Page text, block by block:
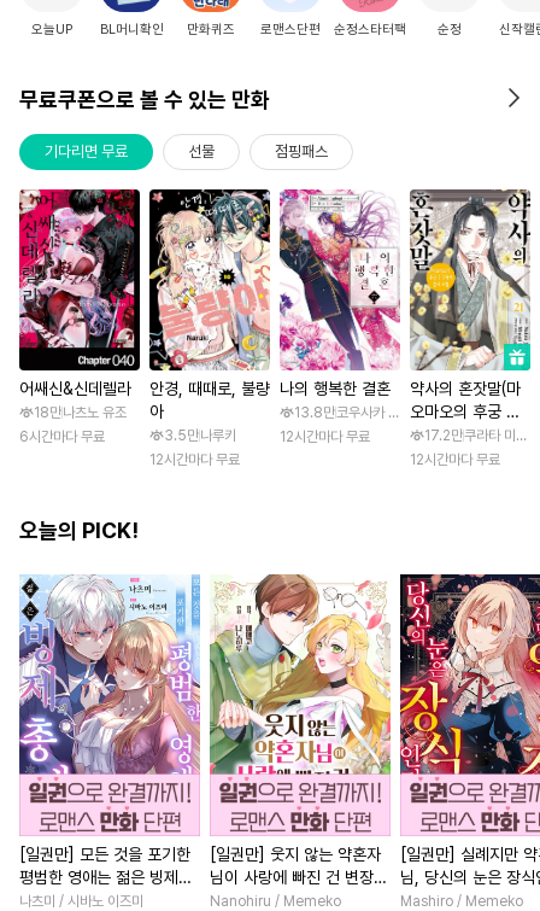
오늘UP BL머니확인 만화퀴즈 로맨스단편 순정스타터팩 순정 신작캘
무료쿠폰으로 볼 수 있는 만화
기다리면 무료 선물 점핑패스
어쌔신&신데렐라
18만나츠노 유조
6시간마다 무료
안경, 때때로, 불량
아
3.5만나루키
12시간마다 무료
나의 행복한 결혼
13.8만코우사카 리토 / 아기토기 아쿠미
12시간마다 무료
약사의 혼잣말(마
오마오의 후궁 수
수께끼 풀이수첩)
17.2만쿠라타 미노
12시간마다 무료
오늘의 PICK!
[일권만] 모든 것을 포기한
평범한 영애는 젊은 빙제의
총애를 받는다 [단행본]
나츠미 / 시바노 이즈미
[일권만] 웃지 않는 약혼자
님이 사랑에 빠진 건 변장한
저인 것 같습니다 [단행본]
Nanohiru / Memeko
[일권만] 실례지만
님, 당신의 눈은 장식
요? [단행본]
Mashiro / Memeko